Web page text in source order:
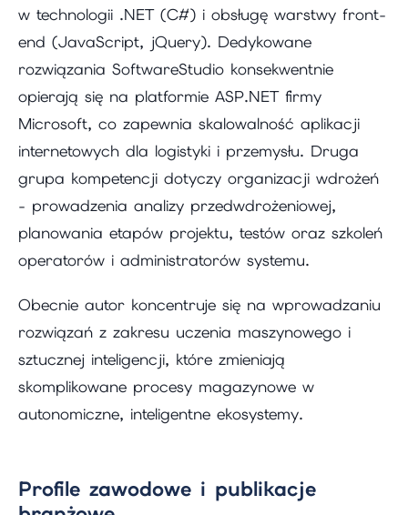
w technologii .NET (C#) i obsługę warstwy front-
end (JavaScript, jQuery). Dedykowane
rozwiązania SoftwareStudio konsekwentnie
opierają się na platformie ASP.NET firmy
Microsoft, co zapewnia skalowalność aplikacji
internetowych dla logistyki i przemysłu. Druga
grupa kompetencji dotyczy organizacji wdrożeń
- prowadzenia analizy przedwdrożeniowej,
planowania etapów projektu, testów oraz szkoleń
operatorów i administratorów systemu.
Obecnie autor koncentruje się na wprowadzaniu
rozwiązań z zakresu uczenia maszynowego i
sztucznej inteligencji, które zmieniają
skomplikowane procesy magazynowe w
autonomiczne, inteligentne ekosystemy.
Profile zawodowe i publikacje